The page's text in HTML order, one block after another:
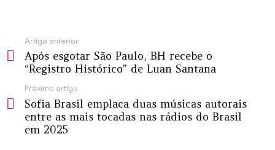
mais
Artigo anterior
Após esgotar São Paulo, BH recebe o
“Registro Histórico” de Luan Santana
Próximo artigo
Sofia Brasil emplaca duas músicas autorais
entre as mais tocadas nas rádios do Brasil
em 2025